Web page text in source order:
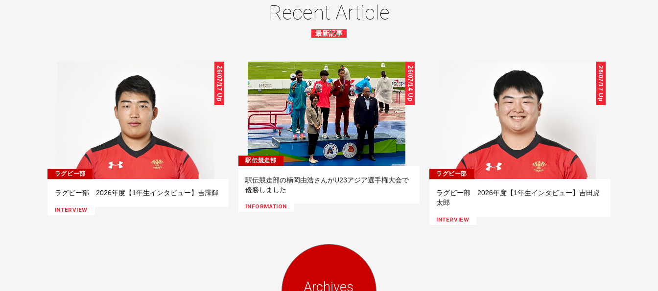
Recent Article
最新記事
26/07/17 Up
ラグビー部
ラグビー部 2026年度【1年生インタビュー】吉澤輝
INTERVIEW
26/07/14 Up
駅伝競走部
駅伝競走部の楠岡由浩さんがU23アジア選手権大会で
優勝しました
INFORMATION
26/07/17 Up
ラグビー部
ラグビー部 2026年度【1年生インタビュー】吉田虎
太郎
INTERVIEW
Archives